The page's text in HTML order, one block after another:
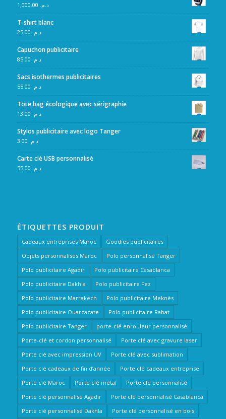
د.م.
T-shirt blanc
د.م.
Capuchon publicitaire
د.م.
Sacs isothermes publicitaires
د.م.
Tote bag écologique avec sérigraphie
د.م.
Stylos publicitaire avec logo Tanger
د.م.
Carte clé USB personnalisé
د.م.
ÉTIQUETTES PRODUIT
Cadeaux entreprises Maroc
Goodies publicitaires
Objets personnalisés Maroc
Polo personnalisé Tanger
Polo publicitaire Agadir
Polo publicitaire Casablanca
Polo publicitaire Dakhla
Polo publicitaire Fez
Polo publicitaire Marrakech
Polo publicitaire Meknès
Polo publicitaire Ouarzazate
Polo publicitaire Rabat
Polo publicitaire Tanger
porte-clé enrouleur personnalisé
Porte-clé et cordon personnalisé
Porte clé avec gravure laser
Porte clé avec impression UV
Porte clé avec sublimation
Porte clé cadeaux de fin d’année
Porte clé cadeaux entreprise
Porte clé Maroc
Porte clé métal
Porte clé personnalisé
Porte clé personnalisé Agadir
Porte clé personnalisé Casablanca
Porte clé personnalisé Dakhla
Porte clé personnalisé en bois